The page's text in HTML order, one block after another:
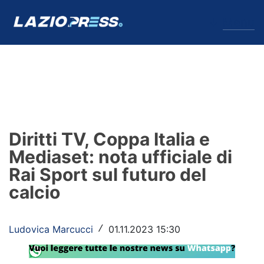
Formello
Infortuni
Primavera
Calciomercato
Lazio Women
Diritti TV, Coppa Italia e
Mediaset: nota ufficiale di
Rai Sport sul futuro del
calcio
Ludovica Marcucci / 01.11.2023 15:30